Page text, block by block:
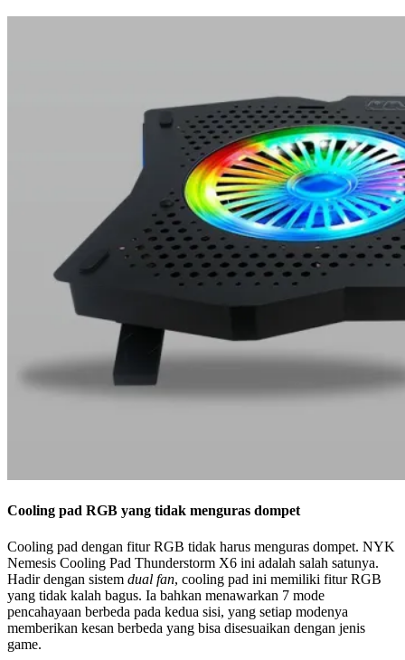
Cooling pad RGB yang tidak menguras dompet
Cooling pad dengan fitur RGB tidak harus menguras dompet. NYK
Nemesis Cooling Pad Thunderstorm X6 ini adalah salah satunya.
Hadir dengan sistem dual fan, cooling pad ini memiliki fitur RGB
yang tidak kalah bagus. Ia bahkan menawarkan 7 mode
pencahayaan berbeda pada kedua sisi, yang setiap modenya
memberikan kesan berbeda yang bisa disesuaikan dengan jenis
game.